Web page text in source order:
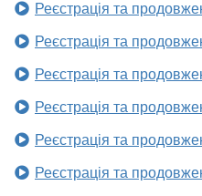
Реєстрація та
Реєстрація та
Реєстрація та
Реєстрація та
Реєстрація та
Реєстрація та